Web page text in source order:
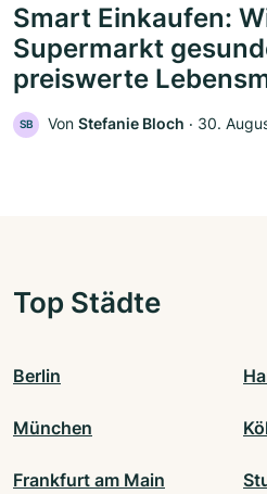
Smart Einkaufen:
Supermarkt
preiswerte
SB Von Stefanie Bloch ‧ 30.
Top Städte
Berlin
München
Frankfurt am Main